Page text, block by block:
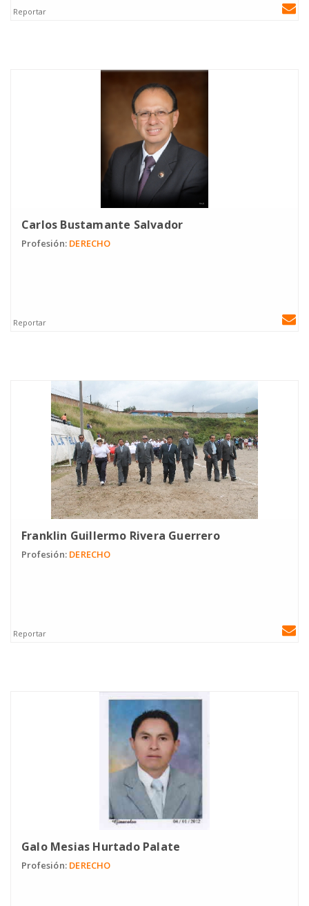
Reportar
Carlos Bustamante Salvador
Profesión: DERECHO
Reportar
Franklin Guillermo Rivera Guerrero
Profesión: DERECHO
Reportar
Galo Mesias Hurtado Palate
Profesión: DERECHO